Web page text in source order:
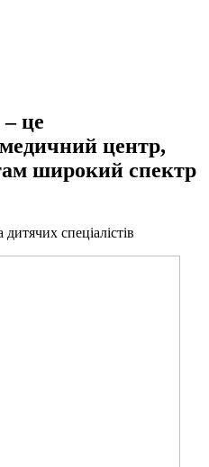
це
центр,
широкий спектр
спеціалістів